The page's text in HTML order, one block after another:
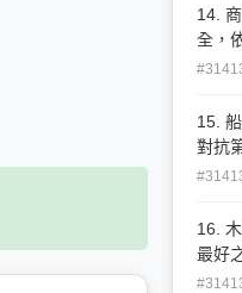
14.
全，
(C)商
15.
對抗
(D)明
16.
最好
碳